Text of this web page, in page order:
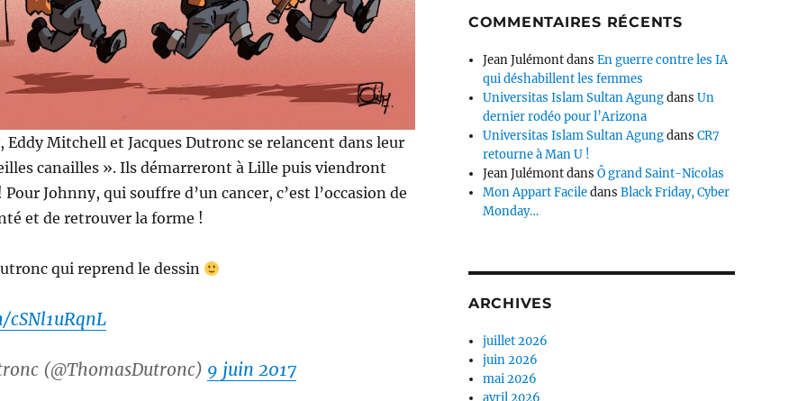
Eddy Mitchell et Jacques Dutronc se relancent dans leur
canailles ». Ils démarreront à Lille puis viendront
Johnny, qui souffre d’un cancer, c’est l’occasion de
et de retrouver la forme !
qui reprend le dessin
(@ThomasDutronc) 9 juin 2017
COMMENTAIRES RÉCENTS
Jean JulémontdansEn guerre contre les IA
qui déshabillent les femmes
Universitas Islam Sultan AgungdansUn
dernier rodéo pour l’Arizona
Universitas Islam Sultan AgungdansCR7
retourne à Man U !
Jean JulémontdansÔ grand Saint-Nicolas
Mon Appart FaciledansBlack Friday, Cyber
Monday…
ARCHIVES
juillet 2026
juin 2026
mai 2026